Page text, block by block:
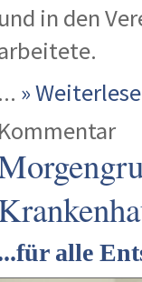
und in den
... »
Kommentar
alle